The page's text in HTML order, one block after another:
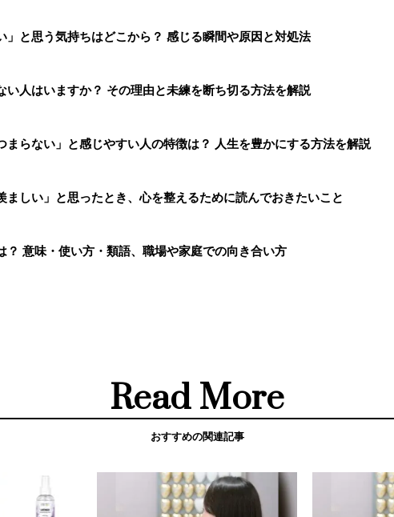
」と思う気持ちはどこから？ 感じる瞬間や原因と対処法
い人はいますか？ その理由と未練を断ち切る方法を解説
まらない」と感じやすい人の特徴は？ 人生を豊かにする方法を解説
ましい」と思ったとき、心を整えるために読んでおきたいこと
？ 意味・使い方・類語、職場や家庭での向き合い方
Read More
おすすめの関連記事